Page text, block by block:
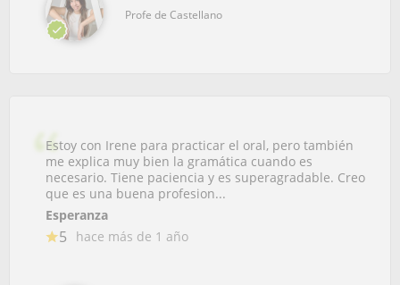
Profe de Castellano
Estoy con Irene para practicar el oral, pero también
me explica muy bien la gramática cuando es
necesario. Tiene paciencia y es superagradable. Creo
que es una buena profesion...
Esperanza
5 hace más de 1 año